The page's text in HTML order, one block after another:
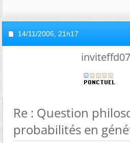
14/11/2006, 21h17
Re : Question
probabilités en